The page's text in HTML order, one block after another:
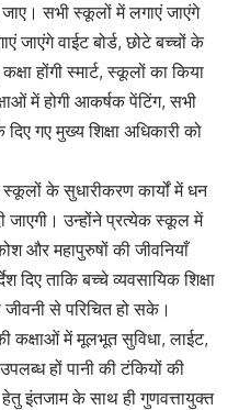
सभी स्कूलों में लगाएं जाएंगे
जाएंगे वाईट बोर्ड, छोटे बच्चों के
होंगी स्मार्ट, स्कूलों का किया
में होगी आकर्षक पेंटिंग, सभी
गए मुख्य शिक्षा अधिकारी को
स्कूलों के सुधारीकरण कार्यों में धन
जाएगी। उन्होंने प्रत्येक स्कूल में
और महापुरुषों की जीवनियाँ
दिए ताकि बच्चे व्यवसायिक शिक्षा
से परिचित हो सके।
कक्षाओं में मूलभूत सुविधा, लाईट,
हों पानी की टंकियों की
हेतु इंतजाम के साथ ही गुणवत्तायुक्त